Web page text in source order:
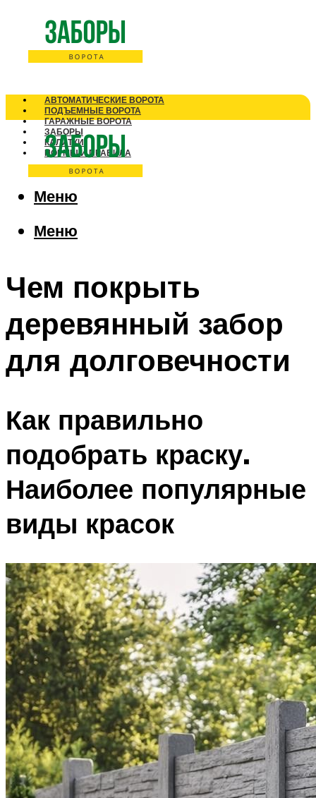
АВТОМАТИЧЕСКИЕ ВОРОТА
ПОДЪЕМНЫЕ ВОРОТА
ГАРАЖНЫЕ ВОРОТА
ЗАБОРЫ
КАЛИТКИ
НОРМЫ И ПРАВИЛА
Меню
Меню
Чем покрыть
деревянный забор
для долговечности
Как правильно
подобрать краску.
Наиболее популярные
виды красок